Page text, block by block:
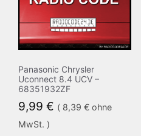
Panasonic Chrysler
Uconnect 8.4 UCV –
68351932ZF
9,99 € ( 8,39 € ohne
MwSt. )